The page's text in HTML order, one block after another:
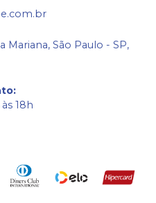
Mariana, São Paulo - SP,
:
18h